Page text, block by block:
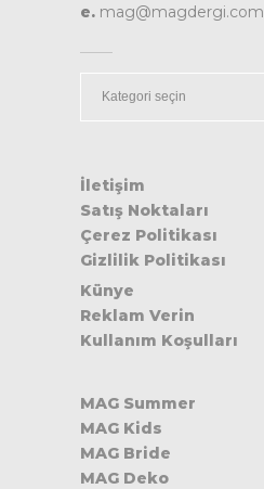
e. mag@magdergi.com
İletişim
Satış Noktaları
Çerez Politikası
Gizlilik Politikası
Künye
Reklam Verin
Kullanım Koşulları
MAG Summer
MAG Kids
MAG Bride
MAG Deko